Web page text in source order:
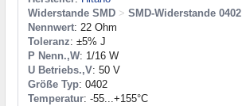
Widerstande SMD > SMD-Widerstande 0402
Nennwert: 22 Ohm
Toleranz: ±5% J
P Nenn.,W: 1/16 W
U Betriebs.,V: 50 V
Größe Typ: 0402
Temperatur: -55...+155°C